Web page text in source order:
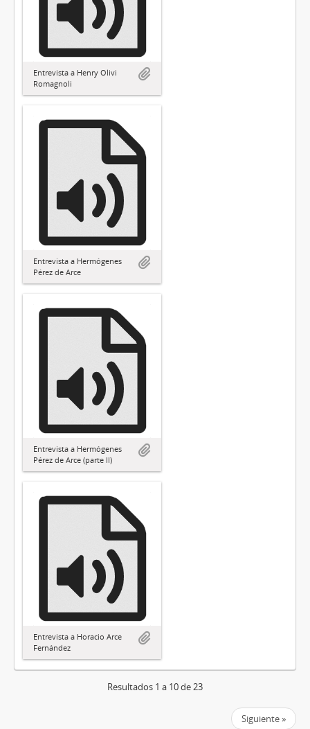
Entrevista a Henry Olivi
Romagnoli
Entrevista a Hermógenes
Pérez de Arce
Entrevista a Hermógenes
Pérez de Arce (parte II)
Entrevista a Horacio Arce
Fernández
Resultados 1 a 10 de 23
Siguiente »